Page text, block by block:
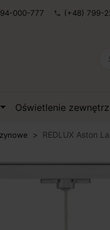
000-777 phone (+48) 799-
Oświetlenie
REDLUX Aston